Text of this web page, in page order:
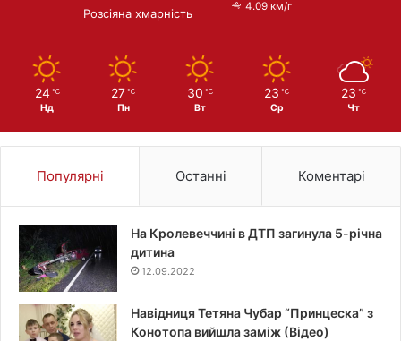
Розсіяна хмарність
4.09 км/г
24 ℃
Нд
27 ℃
Пн
30 ℃
Вт
23 ℃
Ср
23 ℃
Чт
Популярні Останні Коментарі
На Кролевеччині в ДТП загинула 5-річна
дитина
12.09.2022
Навідниця Тетяна Чубар “Принцеска” з
Конотопа вийшла заміж (Відео)